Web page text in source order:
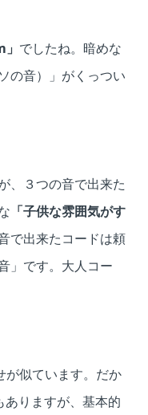
でしたね。暗めな
ソの音）」がくっつい
３つの音で出来た
「子供な雰囲気がす
で出来たコードは頼
です。 大人コー
が似ています。だか
ありますが、基本的